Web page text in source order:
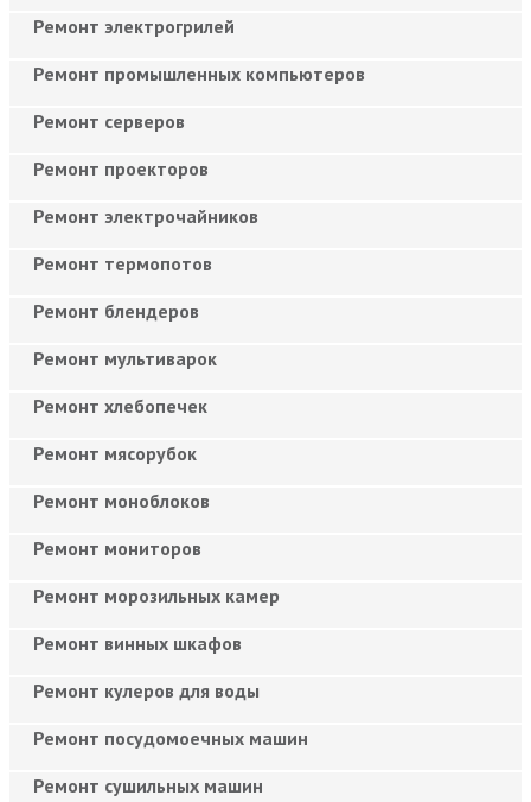
Ремонт электрогрилей
Ремонт промышленных компьютеров
Ремонт серверов
Ремонт проекторов
Ремонт электрочайников
Ремонт термопотов
Ремонт блендеров
Ремонт мультиварок
Ремонт хлебопечек
Ремонт мясорубок
Ремонт моноблоков
Ремонт мониторов
Ремонт морозильных камер
Ремонт винных шкафов
Ремонт кулеров для воды
Ремонт посудомоечных машин
Ремонт сушильных машин